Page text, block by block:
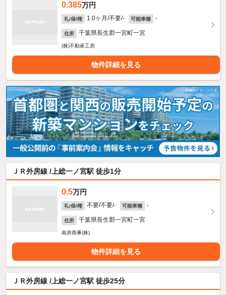
0.385万円
礼/保/権 1.0ヶ月/不要/- 可能車種 -
住所 千葉県長生郡一宮町一宮
(株)不動産工房
物件詳細を見る
ＪＲ外房線 /上総一ノ宮駅 徒歩1分
0.5万円
礼/保/権 不要/不要/- 可能車種 -
住所 千葉県長生郡一宮町一宮
南房商事(株)
物件詳細を見る
ＪＲ外房線 /上総一ノ宮駅 徒歩25分